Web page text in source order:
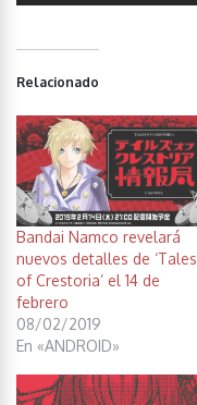
Relacionado
Bandai Namco revelará
nuevos detalles de ‘Tales
of Crestoria’ el 14 de
febrero
08/02/2019
En «ANDROID»